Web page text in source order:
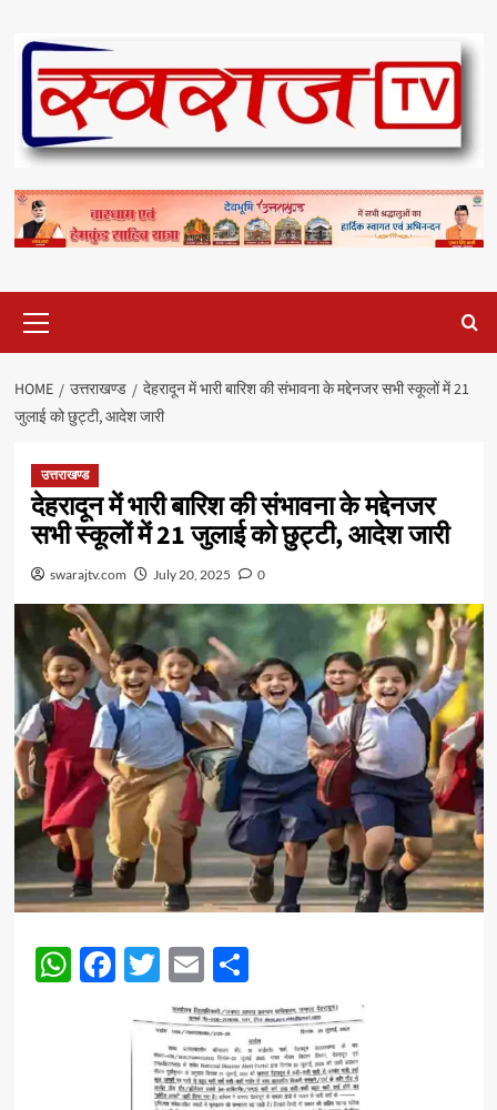
content
Menu
HOME उत्तराखण्ड
देहरादून में भारी बारिश की संभावना के मद्देनजर सभी स्कूलों में 21
जुलाई को छुट्टी, आदेश जारी
उत्तराखण्ड
देहरादून में भारी बारिश की संभावना के मद्देनजर
सभी स्कूलों में 21 जुलाई को छुट्टी, आदेश जारी
swarajtv.com July 20, 2025 0
WhatsApp
Facebook
Twitter
EmailShare